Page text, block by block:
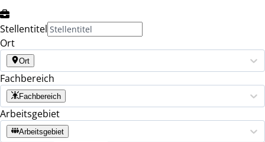
Stellentitel
Ort
Ort
Fachbereich
Fachbereich
Arbeitsgebiet
Arbeitsgebiet